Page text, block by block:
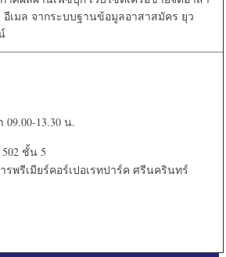
อีเมล จากระบบฐานข้อมูลอาสาสมัคร ยุว
09.00-13.30 น.
ชั้น 5
รพรีเมียร์คอร์เปอเรทปาร์ค ศรีนครินทร์